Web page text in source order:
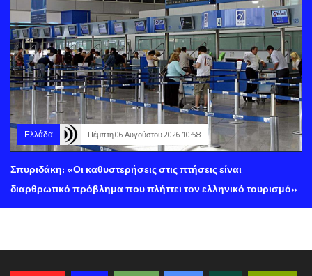
Ελλάδα Πέμπτη 06 Αυγούστου 2026 10:58
Σπυριδάκη: «Οι καθυστερήσεις στις πτήσεις είναι
διαρθρωτικό πρόβλημα που πλήττει τον ελληνικό τουρισμό»